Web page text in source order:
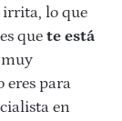
irrita, lo que
que te está
muy
eres para
en